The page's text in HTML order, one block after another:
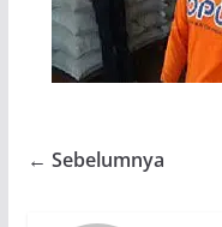
← Sebelumnya